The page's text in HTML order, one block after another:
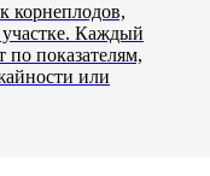
корнеплодов,
Каждый
по показателям,
или